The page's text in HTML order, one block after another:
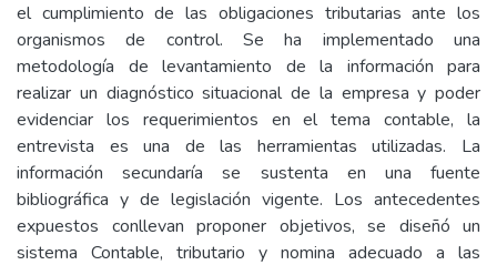
el cumplimiento de las obligaciones tributarias ante los
organismos de control. Se ha implementado una
metodología de levantamiento de la información para
realizar un diagnóstico situacional de la empresa y poder
evidenciar los requerimientos en el tema contable, la
entrevista es una de las herramientas utilizadas. La
información secundaría se sustenta en una fuente
bibliográfica y de legislación vigente. Los antecedentes
expuestos conllevan proponer objetivos, se diseñó un
sistema Contable, tributario y nomina adecuado a las